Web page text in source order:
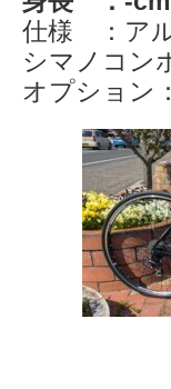
仕様 ：ア
シマノコン
オプション：